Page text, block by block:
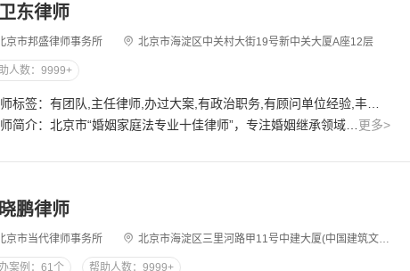
东律师
京市邦盛律师事务所 北京市海淀区中关村大街19号新中关大厦A座12层
人数：9999+
#律师标签：有团队,主任律师,办过大案,有政治职务,有顾问单位经验,丰富的专业经验,大型企业服务经验
更多>
秀专业律师”，“优秀律师党员”近两年承办的典型案件1、北京王女士与其在北京某大型对外贸易公司担任董事长的丈夫离婚案，分得夫妻共同财产八套房产（其中包括两套别墅）及六千万现金；河北唐山刘先生公司清算案，挽回了公司80%以上的财产，价值上千万元；2、上海张先生与北京李女士房产（别墅）买卖合同纠纷案，经过艰苦的工作，最终迫使对方为张先生办理了该别墅的过户手续；3、北京延庆县雷某与葛某农村房地产买卖合同纠纷案，使得雷某成功收回了已经卖出十几年的房产，在之后的拆迁补偿中获得巨大拆迁利益；4、北京严先生与其妻子离婚案，法院最终判定严先生获得其继承所得的位于北京西二环附近独立四合院（700平米）的所有权(认定为非夫妻共同财产)及分得附近一处四层门面房的60%的所有权。擅长办理离婚、房地产、遗产继承等重大、疑难案件，对于诉讼和非诉案件具有丰富的办案经验。基于其资深的工作背景，在代理案件中明显技高一筹，从业以来，共办理各类案件上千起，足迹遍及全国10多个省市自治区，许多重大案件获得成功，使众多当事人挽回或取得巨大经济利益。因多次办理重大案件获得成功，在业内享有很高声誉。请律师就要找最专业的，一次合作，永远是朋友。徐卫东律师，北京市人，中共党员。毕业于国内知名公安院校，有公安刑侦工作经验。从事律师工作十余年，并多年从事高校法学教学工作，具备深厚的法学理论功底。徐卫东律师凭借其扎实的法学理论功底和丰富的办案经验，多次参与在北京和全国都有一定影响的，重大、疑难案件办理工作，其代理意见均被司法机关采纳，取得了良好的办案效果。徐卫东律师总结二十余年的办案经验，结合深厚的法律理论功底，创办了“北京徐卫东律师法律网”。本网站的成功案例已徐卫东律师的个人办案总结而成。在成功案例中总体体现。结合，最新司法领域的时事热点，徐律师将个人观点发表律师说法中。展现了一个法律职业者与时俱进的司法态度。北京徐卫东律师法律网给作为网络法律服务的一线法律服务网站，给广大网络用户提供了强有力的法律支撑。网站由著名律师徐卫东先生创立。秉承“受君之托，忠君之事”的原则，为当事人提供优质、高效的法律服务。
鹏律师
京市当代律师事务所 北京市海淀区三里河路甲11号中建大厦(中国建筑文化中心)C座二层
案例：61个 帮助人数：9999+